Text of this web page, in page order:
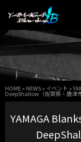
HOME» NEWS» イベント »
DeepShallow（佐賀県・唐津市
YAMAGA